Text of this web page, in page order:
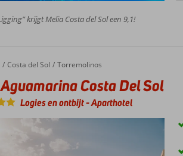
krijgt Melia Costa del Sol een 9,1!
Costa del Sol Torremolinos
Costa Del Sol
Costa Del Sol
Logies en ontbijt-Aparthotel